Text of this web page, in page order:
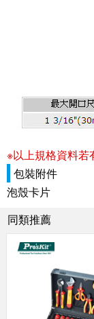
※以上規格資料若
包裝附件
泡殼卡片
同類推薦